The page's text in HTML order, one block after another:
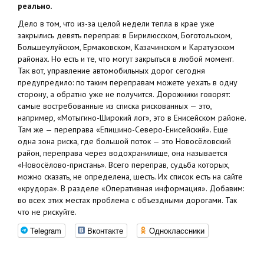
реально.
Дело в том, что из-за целой недели тепла в крае уже
закрылись девять переправ: в Бирилюсском, Боготольском,
Большеулуйском, Ермаковском, Казачинском и Каратузском
районах. Но есть и те, что могут закрыться в любой момент.
Так вот, управление автомобильных дорог сегодня
предупредило: по таким переправам можете уехать в одну
сторону, а обратно уже не получится. Дорожники говорят:
самые востребованные из списка рискованных — это,
например, «Мотыгино-Широкий лог», это в Енисейском районе.
Там же — переправа «Епишино-Северо-Енисейский». Еще
одна зона риска, где большой поток — это Новосёловский
район, переправа через водохранилище, она называется
«Новосёлово-пристань». Всего переправ, судьба которых,
можно сказать, не определена, шесть. Их список есть на сайте
«крудора». В разделе «Оперативная информация». Добавим:
во всех этих местах проблема с объездными дорогами. Так
что не рискуйте.
Telegram Вконтакте Одноклассники